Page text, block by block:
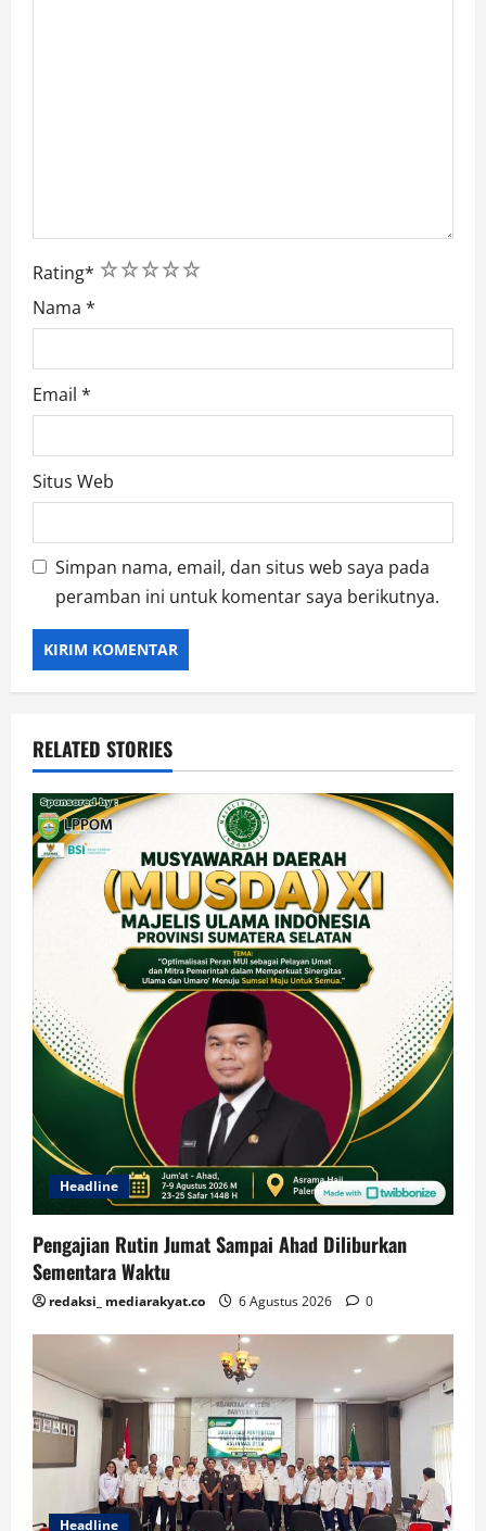
Rating* 5
4
3
2
1
Nama *
Email *
Situs Web
Simpan nama, email, dan situs web saya pada
peramban ini untuk komentar saya berikutnya.
RELATED STORIES
Headline
Pengajian Rutin Jumat Sampai Ahad Diliburkan
Sementara Waktu
redaksi_ mediarakyat.co 6 Agustus 2026 0
Headline